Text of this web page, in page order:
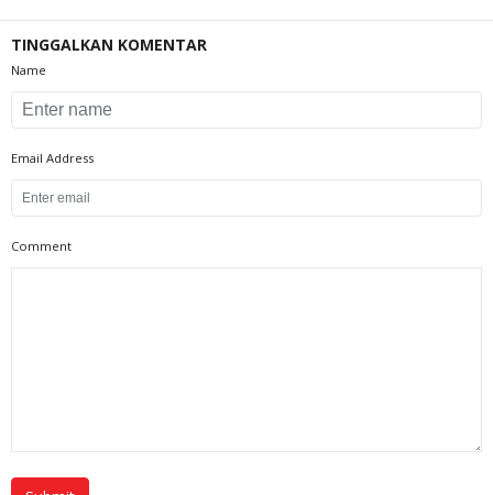
TINGGALKAN KOMENTAR
Name
Email Address
Comment